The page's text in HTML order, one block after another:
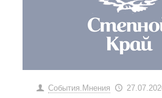
События.Мнения